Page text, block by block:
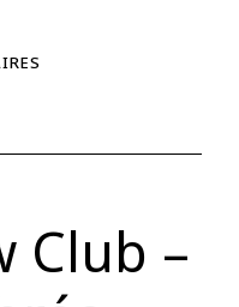
Club –